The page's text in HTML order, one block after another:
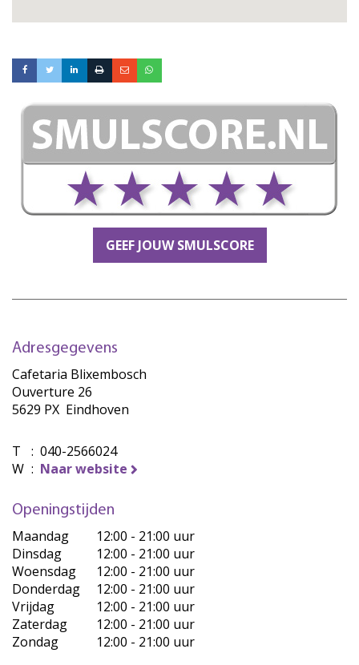
GEEF JOUW SMULSCORE
Adresgegevens
Cafetaria Blixembosch
Ouverture 26
5629 PX Eindhoven
T : 040-2566024
W : Naar website
Openingstijden
Maandag
12:00 - 21:00 uur
Dinsdag
12:00 - 21:00 uur
Woensdag
12:00 - 21:00 uur
Donderdag
12:00 - 21:00 uur
Vrijdag
12:00 - 21:00 uur
Zaterdag
12:00 - 21:00 uur
Zondag
12:00 - 21:00 uur